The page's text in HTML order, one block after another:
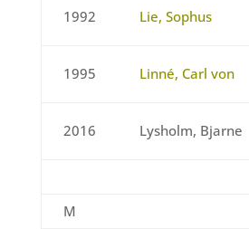
1992 Lie, Sophus
1995 Linné, Carl von
2016 Lysholm, Bjarne
M